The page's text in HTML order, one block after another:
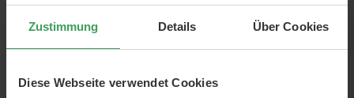
Zustimmung Details Über Cookies
Diese Webseite verwendet Cookies
Living Proofwurde von Wissenschaftlern und
branchenführenden Stylisten gegründet, die die
20 Patente später und mehr als 150 Auszeichnungen lösen